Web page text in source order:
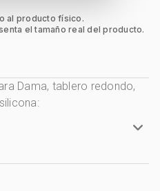
al producto físico.
el tamaño real del producto.
Dama, tablero redondo,